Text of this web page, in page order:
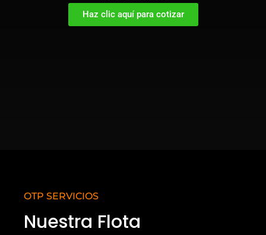
Haz clic aquí para cotizar
OTP SERVICIOS
Nuestra Flota